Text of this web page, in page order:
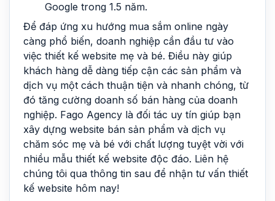
Google trong 1.5 năm.
Để đáp ứng xu hướng mua sắm online ngày
càng phổ biến, doanh nghiệp cần đầu tư vào
việc thiết kế website mẹ và bé. Điều này giúp
khách hàng dễ dàng tiếp cận các sản phẩm và
dịch vụ một cách thuận tiện và nhanh chóng, từ
đó tăng cường doanh số bán hàng của doanh
nghiệp. Fago Agency là đối tác uy tín giúp bạn
xây dựng website bán sản phẩm và dịch vụ
chăm sóc mẹ và bé với chất lượng tuyệt vời với
nhiều mẫu thiết kế website độc đáo. Liên hệ
chúng tôi qua thông tin sau để nhận tư vấn thiết
kế website hôm nay!